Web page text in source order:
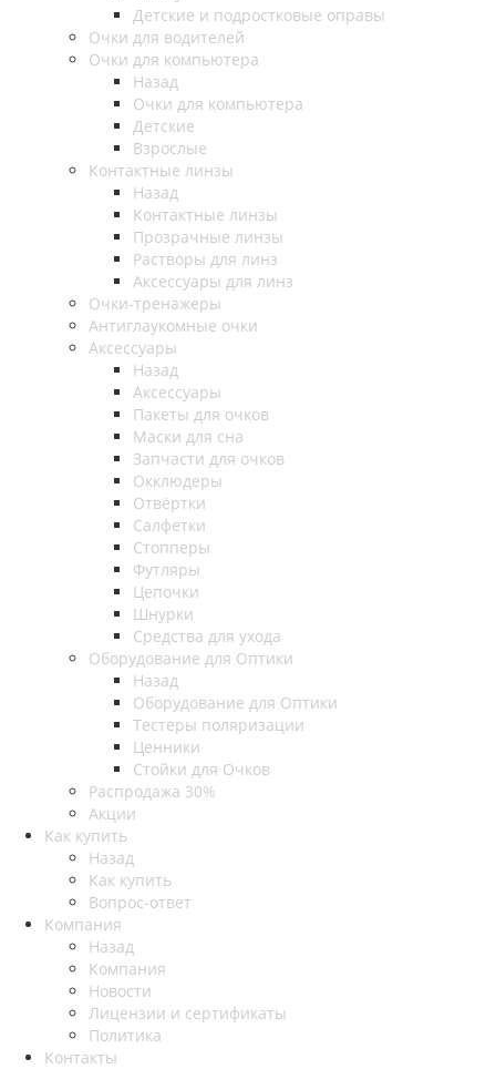
Детские и подростковые оправы
Очки для водителей
Очки для компьютера
Назад
Очки для компьютера
Детские
Взрослые
Контактные линзы
Назад
Контактные линзы
Прозрачные линзы
Растворы для линз
Аксессуары для линз
Очки-тренажеры
Антиглаукомные очки
Аксессуары
Назад
Аксессуары
Пакеты для очков
Маски для сна
Запчасти для очков
Окклюдеры
Отвёртки
Салфетки
Стопперы
Футляры
Цепочки
Шнурки
Средства для ухода
Оборудование для Оптики
Назад
Оборудование для Оптики
Тестеры поляризации
Ценники
Стойки для Очков
Распродажа 30%
Акции
Как купить
Назад
Как купить
Вопрос-ответ
Компания
Назад
Компания
Новости
Лицензии и сертификаты
Политика
Контакты